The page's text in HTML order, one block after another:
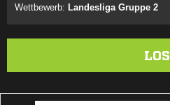
Wettbewerb: Landesliga Gruppe 2
LOS